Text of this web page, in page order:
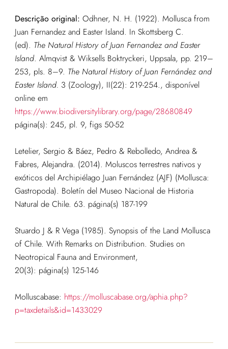
Descrição original: Odhner, N. H. (1922). Mollusca from
Juan Fernandez and Easter Island. In Skottsberg C.
(ed). The Natural History of Juan Fernandez and Easter
Island. Almqvist & Wiksells Boktryckeri, Uppsala, pp. 219–
253, pls. 8–9. The Natural History of Juan Fernández and
Easter Island. 3 (Zoology), II(22): 219-254., disponível
online em
https://www.biodiversitylibrary.org/page/28680849
página(s): 245, pl. 9, figs 50-52
Letelier, Sergio & Báez, Pedro & Rebolledo, Andrea &
Fabres, Alejandra. (2014). Moluscos terrestres nativos y
exóticos del Archipiélago Juan Fernández (AJF) (Mollusca:
Gastropoda). Boletín del Museo Nacional de Historia
Natural de Chile. 63. página(s) 187-199
Stuardo J & R Vega (1985). Synopsis of the Land Mollusca
of Chile. With Remarks on Distribution. Studies on
Neotropical Fauna and Environment,
20(3): página(s) 125-146
Molluscabase: https://molluscabase.org/aphia.php?
p=taxdetails&id=1433029